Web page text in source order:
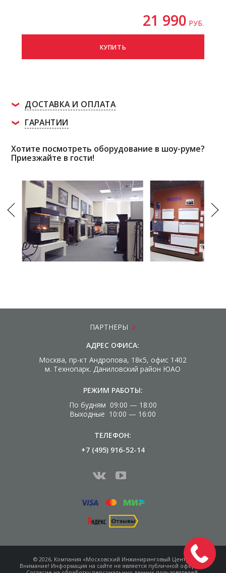
21 990 РУБ.
КУПИТЬ
ДОСТАВКА И ОПЛАТА
ГАРАНТИИ
Хотите посмотреть оборудование в шоу-руме?
Приезжайте в гости!
ПАРТНЕРЫ
АДРЕС ОФИСА:
Москва, пр-кт Андропова, 18к5, офис 1402
м. Технопарк. Даниловский район ЮАО
РЕЖИМ РАБОТЫ:
По будням 09:00 — 18:00
Выходные 10:00 — 16:00
ТЕЛЕФОН:
+7 (495) 916-52-14
© 2026, Компания «Московский Инжиниринговый Центр»
Внимание! Информация на сайте не является публичной офертой.